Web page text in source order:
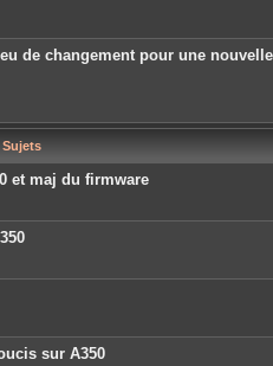
c
e
n
de changement pour une nouvelle
Sujets
et maj du firmware
sur A350